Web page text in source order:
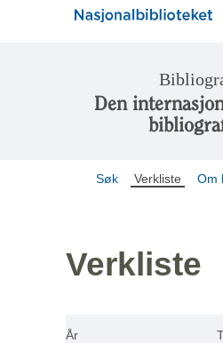
Den
Søk Verkliste Om
Verkliste
År